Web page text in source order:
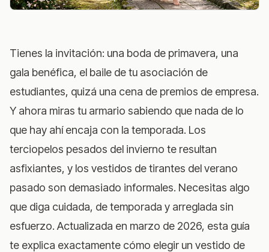
Tienes la invitación: una boda de primavera, una
gala benéfica, el baile de tu asociación de
estudiantes, quizá una cena de premios de empresa.
Y ahora miras tu armario sabiendo que nada de lo
que hay ahí encaja con la temporada. Los
terciopelos pesados del invierno te resultan
asfixiantes, y los vestidos de tirantes del verano
pasado son demasiado informales. Necesitas algo
que diga cuidada, de temporada y arreglada sin
esfuerzo. Actualizada en marzo de 2026, esta guía
te explica exactamente cómo elegir un vestido de